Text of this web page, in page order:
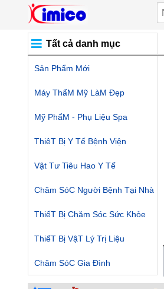
Tất cả danh mục
Sản Phẩm Mới
Máy ThẩM Mỹ LàM Đẹp
Mỹ PhẩM - Phụ Liệu Spa
ThiêT Bị Y Tế Bệnh Viện
Vật Tư Tiêu Hao Y Tế
Chăm SóC Người Bệnh Tại Nhà
ThiếT Bị Chăm Sóc Sức Khỏe
ThiếT Bị VậT Lý Trị Liệu
Chăm SóC Gia Đình